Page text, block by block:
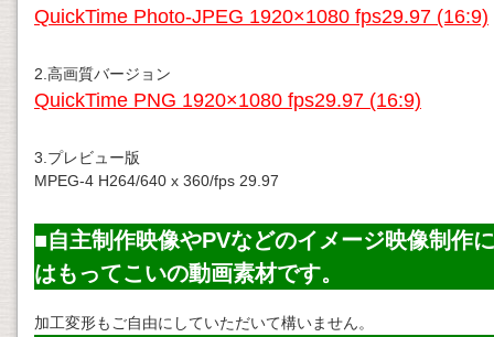
QuickTime Photo-JPEG 1920×1080 fps29.97 (16:9)
2.高画質バージョン
QuickTime PNG 1920×1080 fps29.97 (16:9)
3.プレビュー版
MPEG-4 H264/640 x 360/fps 29.97
■自主制作映像やPVなどのイメージ映像制作に
はもってこいの動画素材です。
加工変形もご自由にしていただいて構いません。